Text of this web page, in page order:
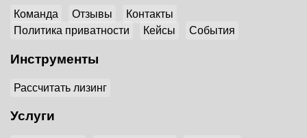
Команда Отзывы
Контакты
Политика приватности
Кейсы События
Инструменты
Рассчитать лизинг
Услуги